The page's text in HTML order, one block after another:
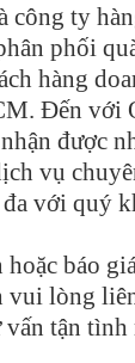
công ty
phối
hàng
Đến với
được
vụ
với quý
báo
vui lòng
tận tình